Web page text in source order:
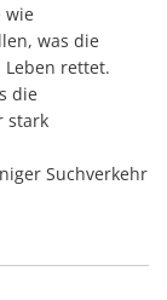
wie
was die
rettet.
die
stark
Suchverkehr